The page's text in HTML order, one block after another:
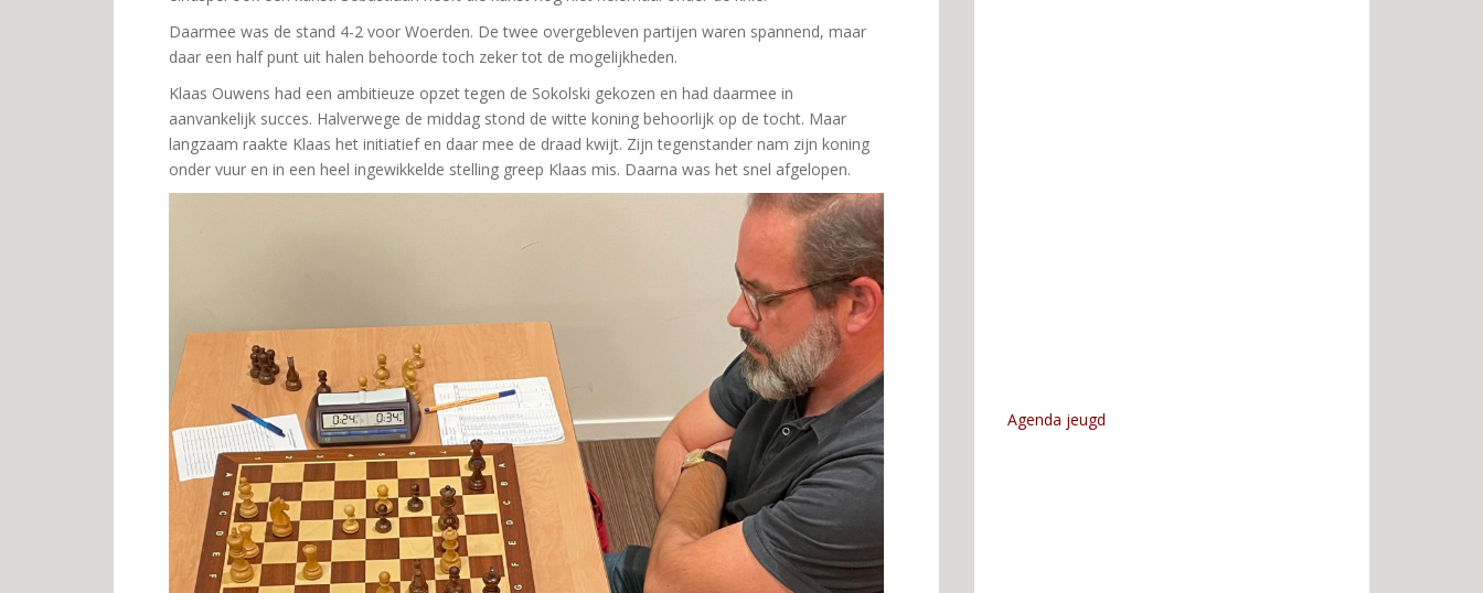
Daarmee was de stand 4-2 voor Woerden. De twee overgebleven partijen waren spannend, maar
daar een half punt uit halen behoorde toch zeker tot de mogelijkheden.
Klaas Ouwens had een ambitieuze opzet tegen de Sokolski gekozen en had daarmee in
aanvankelijk succes. Halverwege de middag stond de witte koning behoorlijk op de tocht. Maar
langzaam raakte Klaas het initiatief en daar mee de draad kwijt. Zijn tegenstander nam zijn koning
onder vuur en in een heel ingewikkelde stelling greep Klaas mis. Daarna was het snel afgelopen.
Agenda jeugd